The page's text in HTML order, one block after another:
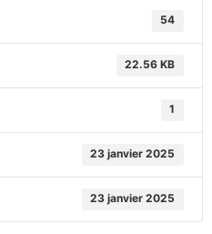
54
22.56 KB
1
23 janvier 2025
23 janvier 2025